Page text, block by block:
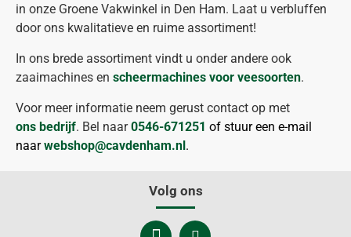
in onze Groene Vakwinkel in Den Ham. Laat u verbluffen
door ons kwalitatieve en ruime assortiment!
In ons brede assortiment vindt u onder andere ook
zaaimachines en scheermachines voor veesoorten.
Voor meer informatie neem gerust contact op met
ons bedrijf. Bel naar0546-671251 of stuur een e-mail
naarwebshop@cavdenham.nl.
Volg ons